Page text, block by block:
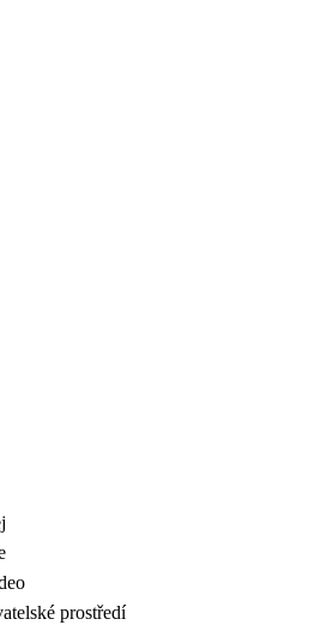
prostředí